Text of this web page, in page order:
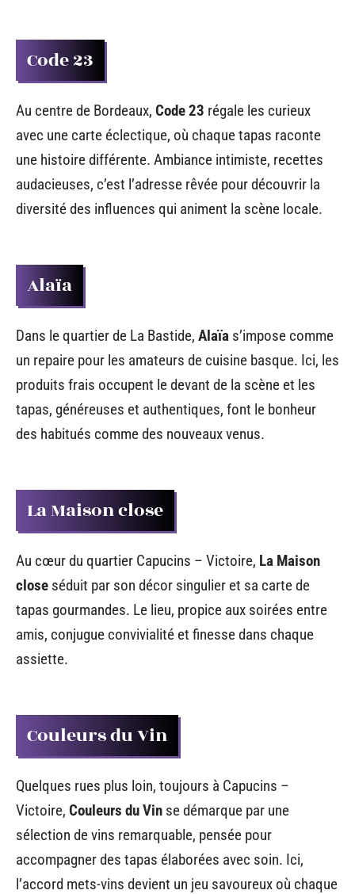
Code 23
Au centre de Bordeaux, Code 23 régale les curieux
avec une carte éclectique, où chaque tapas raconte
une histoire différente. Ambiance intimiste, recettes
audacieuses, c’est l’adresse rêvée pour découvrir la
diversité des influences qui animent la scène locale.
Alaïa
Dans le quartier de La Bastide, Alaïa s’impose comme
un repaire pour les amateurs de cuisine basque. Ici, les
produits frais occupent le devant de la scène et les
tapas, généreuses et authentiques, font le bonheur
des habitués comme des nouveaux venus.
La Maison close
Au cœur du quartier Capucins – Victoire, La Maison
close séduit par son décor singulier et sa carte de
tapas gourmandes. Le lieu, propice aux soirées entre
amis, conjugue convivialité et finesse dans chaque
assiette.
Couleurs du Vin
Quelques rues plus loin, toujours à Capucins –
Victoire, Couleurs du Vin se démarque par une
sélection de vins remarquable, pensée pour
accompagner des tapas élaborées avec soin. Ici,
l’accord mets-vins devient un jeu savoureux où chaque